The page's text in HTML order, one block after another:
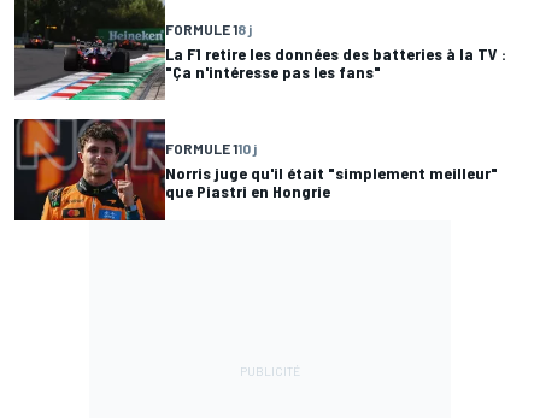
FORMULE 18 j
La F1 retire les données des batteries à la TV :
"Ça n'intéresse pas les fans"
FORMULE 110 j
Norris juge qu'il était "simplement meilleur"
que Piastri en Hongrie